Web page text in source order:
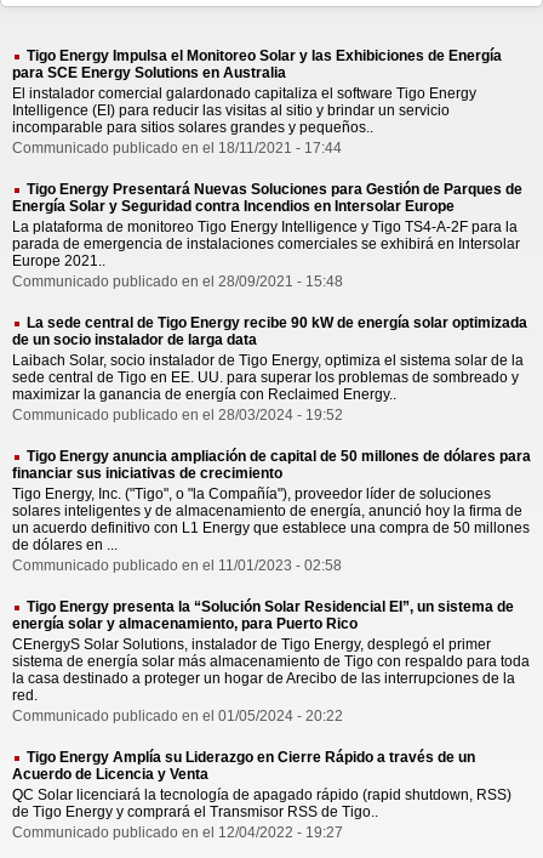
Tigo Energy Impulsa el Monitoreo Solar y las Exhibiciones de Energía
para SCE Energy Solutions en Australia
El instalador comercial galardonado capitaliza el software Tigo Energy
Intelligence (EI) para reducir las visitas al sitio y brindar un servicio
incomparable para sitios solares grandes y pequeños..
Communicado publicado en el 18/11/2021 - 17:44
Tigo Energy Presentará Nuevas Soluciones para Gestión de Parques de
Energía Solar y Seguridad contra Incendios en Intersolar Europe
La plataforma de monitoreo Tigo Energy Intelligence y Tigo TS4-A-2F para la
parada de emergencia de instalaciones comerciales se exhibirá en Intersolar
Europe 2021..
Communicado publicado en el 28/09/2021 - 15:48
La sede central de Tigo Energy recibe 90 kW de energía solar optimizada
de un socio instalador de larga data
Laibach Solar, socio instalador de Tigo Energy, optimiza el sistema solar de la
sede central de Tigo en EE. UU. para superar los problemas de sombreado y
maximizar la ganancia de energía con Reclaimed Energy..
Communicado publicado en el 28/03/2024 - 19:52
Tigo Energy anuncia ampliación de capital de 50 millones de dólares para
financiar sus iniciativas de crecimiento
Tigo Energy, Inc. ("Tigo", o "la Compañía"), proveedor líder de soluciones
solares inteligentes y de almacenamiento de energía, anunció hoy la firma de
un acuerdo definitivo con L1 Energy que establece una compra de 50 millones
de dólares en ...
Communicado publicado en el 11/01/2023 - 02:58
Tigo Energy presenta la “Solución Solar Residencial EI”, un sistema de
energía solar y almacenamiento, para Puerto Rico
CEnergyS Solar Solutions, instalador de Tigo Energy, desplegó el primer
sistema de energía solar más almacenamiento de Tigo con respaldo para toda
la casa destinado a proteger un hogar de Arecibo de las interrupciones de la
red.
Communicado publicado en el 01/05/2024 - 20:22
Tigo Energy Amplía su Liderazgo en Cierre Rápido a través de un
Acuerdo de Licencia y Venta
QC Solar licenciará la tecnología de apagado rápido (rapid shutdown, RSS)
de Tigo Energy y comprará el Transmisor RSS de Tigo..
Communicado publicado en el 12/04/2022 - 19:27